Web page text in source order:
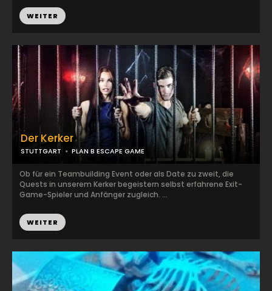
WEITER
Der Kerker
STUTTGART PLAN B ESCAPE GAME
Ob für ein Teambuilding Event oder als Date zu zweit, die
Quests in unserem Kerker begeistern selbst erfahrene Exit-
Game-Spieler und Anfänger zugleich. ...
WEITER